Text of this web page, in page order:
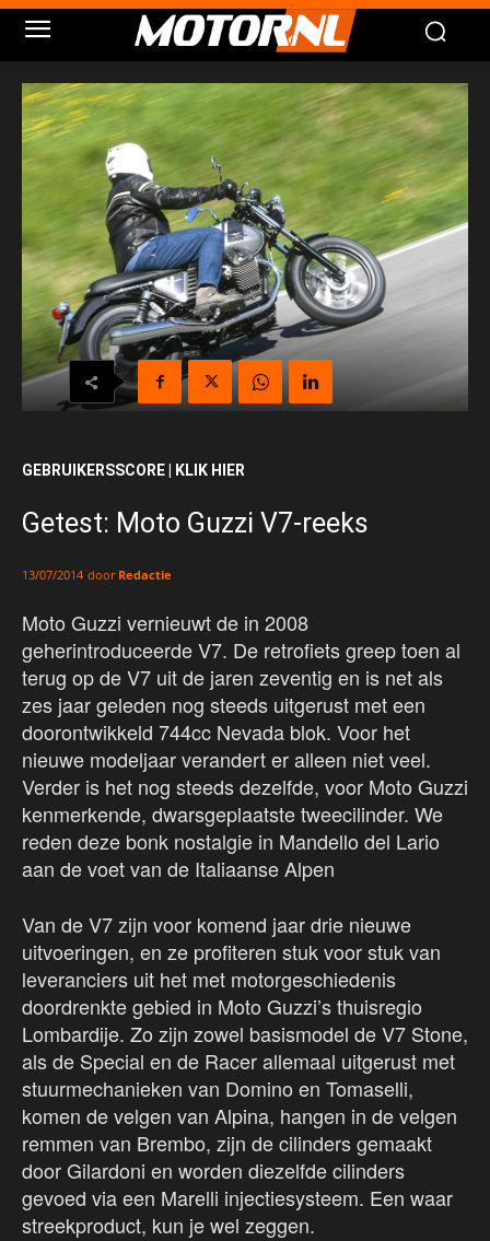
GEBRUIKERSSCORE | KLIK HIER
Getest: Moto Guzzi V7-reeks
13/07/2014 door Redactie
Moto Guzzi vernieuwt de in 2008
geherintroduceerde V7. De retrofiets greep toen al
terug op de V7 uit de jaren zeventig en is net als
zes jaar geleden nog steeds uitgerust met een
doorontwikkeld 744cc Nevada blok. Voor het
nieuwe modeljaar verandert er alleen niet veel.
Verder is het nog steeds dezelfde, voor Moto Guzzi
kenmerkende, dwarsgeplaatste tweecilinder. We
reden deze bonk nostalgie in Mandello del Lario
aan de voet van de Italiaanse Alpen
Van de V7 zijn voor komend jaar drie nieuwe
uitvoeringen, en ze profiteren stuk voor stuk van
leveranciers uit het met motorgeschiedenis
doordrenkte gebied in Moto Guzzi’s thuisregio
Lombardije. Zo zijn zowel basismodel de V7 Stone,
als de Special en de Racer allemaal uitgerust met
stuurmechanieken van Domino en Tomaselli,
komen de velgen van Alpina, hangen in de velgen
remmen van Brembo, zijn de cilinders gemaakt
door Gilardoni en worden diezelfde cilinders
gevoed via een Marelli injectiesysteem. Een waar
streekproduct, kun je wel zeggen.